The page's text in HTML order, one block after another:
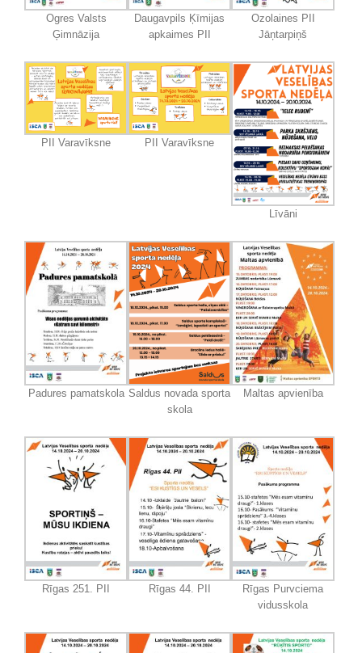
Ogres Valsts
Ģimnāzija
Daugavpils Ķīmijas
apkaimes PII
Ozolaines PII
Jāņtarpiņš
PII Varavīksne PII Varavīksne
Līvāni
Padures pamatskola Saldus novada sporta
skola
Maltas apvienība
Rīgas 251. PII Rīgas 44. PII
Rīgas Purvciema
vidusskola